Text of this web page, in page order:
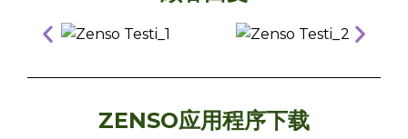
ZENSO应用程序下载